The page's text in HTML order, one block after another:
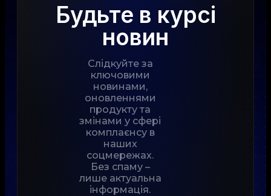
Будьте в курсі
новин
Слідкуйте за
ключовими
новинами,
оновленнями
продукту та
змінами у сфері
комплаєнсу в
наших
соцмережах.
Без спаму –
лише актуальна
інформація.